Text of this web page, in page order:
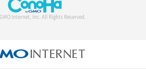
Internet, Inc. All Rights Reserved.